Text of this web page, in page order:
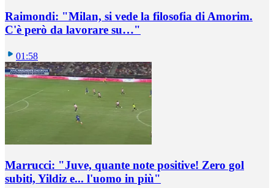
Raimondi: "Milan, si vede la filosofia di Amorim.
C'è però da lavorare su…"
01:58
Marrucci: "Juve, quante note positive! Zero gol
subiti, Yildiz e... l'uomo in più"